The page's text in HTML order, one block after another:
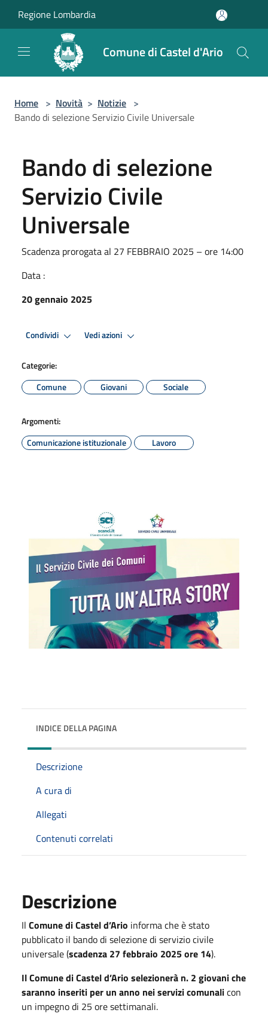
Regione Lombardia
Comune di Castel d'Ario
Home > Novità > Notizie >
Bando di selezione Servizio Civile Universale
Bando di selezione
Servizio Civile
Universale
Scadenza prorogata al 27 FEBBRAIO 2025 – ore 14:00
Data :
20 gennaio 2025
Condividi Vedi azioni
Categorie:
Comune
Giovani Sociale
Argomenti:
Comunicazione istituzionale
Lavoro
INDICE DELLA PAGINA
Descrizione
A cura di
Allegati
Contenuti correlati
Descrizione
Il Comune di Castel d’Ario informa che è stato
pubblicato il bando di selezione di servizio civile
universale (scadenza 27 febbraio 2025 ore 14).
Il Comune di Castel d’Ario selezionerà n. 2 giovani che
saranno inseriti per un anno nei servizi comunalicon
un impegno di 25 ore settimanali.